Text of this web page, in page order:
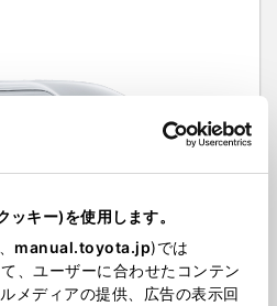
キー)を使用します。
manual.toyota.jp)では
、ユーザーに合わせたコンテン
メディアの提供、広告の表示回